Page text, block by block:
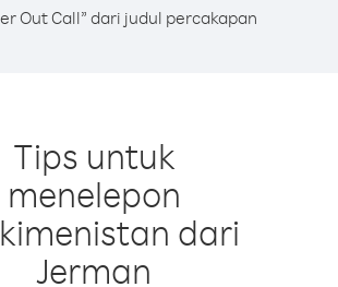
Out Call” dari judul percakapan
Tips untuk
menelepon
dari
Jerman